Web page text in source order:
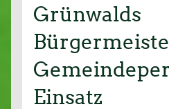
Grünwalds
Einsatz